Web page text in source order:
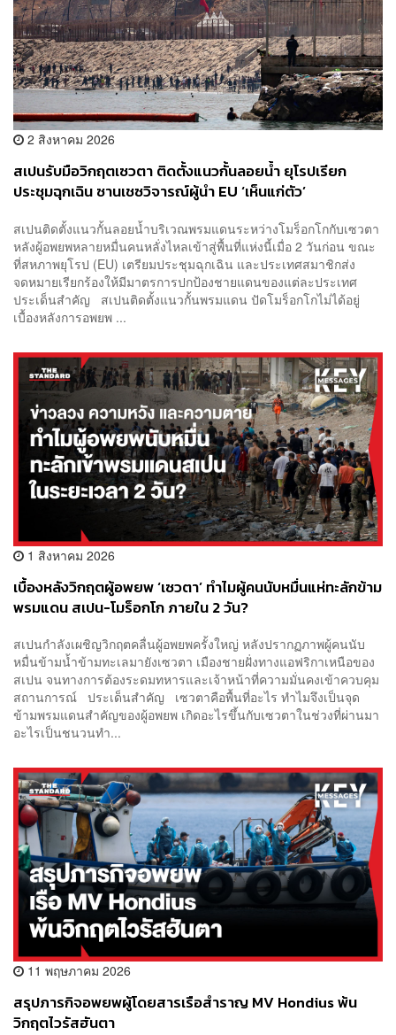
2 สิงหาคม 2026
สเปนรับมือวิกฤตเซวตา ติดตั้งแนวกั้นลอยน้ำ ยุโรปเรียก
ประชุมฉุกเฉิน ซานเชซวิจารณ์ผู้นำ EU ‘เห็นแก่ตัว’
สเปนติดตั้งแนวกั้นลอยน้ำบริเวณพรมแดนระหว่างโมร็อกโกกับเซวตา
หลังผู้อพยพหลายหมื่นคนหลั่งไหลเข้าสู่พื้นที่แห่งนี้เมื่อ 2 วันก่อน ขณะ
ที่สหภาพยุโรป (EU) เตรียมประชุมฉุกเฉิน และประเทศสมาชิกส่ง
จดหมายเรียกร้องให้มีมาตรการปกป้องชายแดนของแต่ละประเทศ
ประเด็นสำคัญ สเปนติดตั้งแนวกั้นพรมแดน ปัดโมร็อกโกไม่ได้อยู่
เบื้องหลังการอพยพ ...
1 สิงหาคม 2026
เบื้องหลังวิกฤตผู้อพยพ ‘เซวตา’ ทำไมผู้คนนับหมื่นแห่ทะลักข้าม
พรมแดน สเปน-โมร็อกโก ภายใน 2 วัน?
สเปนกำลังเผชิญวิกฤตคลื่นผู้อพยพครั้งใหญ่ หลังปรากฏภาพผู้คนนับ
หมื่นข้ามน้ำข้ามทะเลมายังเซวตา เมืองชายฝั่งทางแอฟริกาเหนือของ
สเปน จนทางการต้องระดมทหารและเจ้าหน้าที่ความมั่นคงเข้าควบคุม
สถานการณ์ ประเด็นสำคัญ เซวตาคือพื้นที่อะไร ทำไมจึงเป็นจุด
ข้ามพรมแดนสำคัญของผู้อพยพ เกิดอะไรขึ้นกับเซวตาในช่วงที่ผ่านมา
อะไรเป็นชนวนทำ...
11 พฤษภาคม 2026
สรุปภารกิจอพยพผู้โดยสารเรือสำราญ MV Hondius พ้น
วิกฤตไวรัสฮันตา